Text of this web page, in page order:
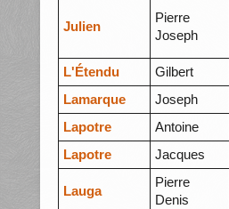
Julien
Pierre
Joseph
L'Étendu Gilbert
Lamarque
Joseph
Lapotre
Antoine
Lapotre
Jacques
Lauga
Pierre
Denis